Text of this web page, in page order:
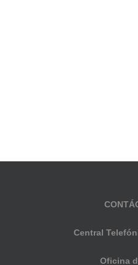
Central
Oficina